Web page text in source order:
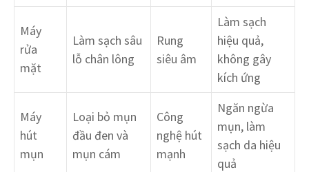
Máy
rửa
mặt
Làm sạch sâu
lỗ chân lông
Rung
siêu âm
Làm sạch
hiệu quả,
không gây
kích ứng
Máy
hút
mụn
Loại bỏ mụn
đầu đen và
mụn cám
Công
nghệ hút
mạnh
Ngăn ngừa
mụn, làm
sạch da hiệu
quả